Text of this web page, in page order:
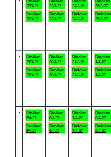
Båtviken
22/3-27
Badviken
22/3-27
Båtviken
23/3-27
Badviken
23/3-27
Båtviken
24/3-27
Badviken
24/3-27
Båtviken
25/3-27
Badviken
25/3-27
Båtviken
29/3-27
Badviken
29/3-27
Båtviken
30/3-27
Badviken
30/3-27
Båtviken
31/3-27
Badviken
31/3-27
Båtviken
1/4-27
Badviken
1/4-27
Båtviken
5/4-27
Badviken
5/4-27
Båtviken
6/4-27
Badviken
6/4-27
Båtviken
7/4-27
Badviken
7/4-27
Båtviken
8/4-27
Badviken
8/4-27